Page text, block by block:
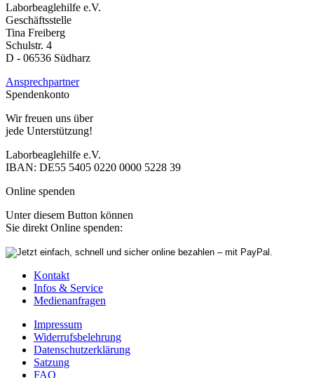
Laborbeaglehilfe e.V.
Geschäftsstelle
Tina Freiberg
Schulstr. 4
D - 06536 Südharz
Ansprechpartner
Spendenkonto
Wir freuen uns über
jede Unterstützung!
Laborbeaglehilfe e.V.
IBAN: DE55 5405 0220 0000 5228 39
Online spenden
Unter diesem Button können
Sie direkt Online spenden:
Kontakt
Infos & Service
Medienanfragen
Impressum
Widerrufsbelehrung
Datenschutzerklärung
Satzung
FAQ